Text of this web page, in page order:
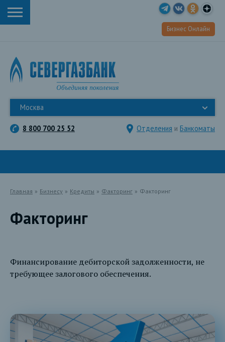
Бизнес Онлайн
Москва
8 800 700 25 52 Отделения и Банкоматы
Главная » Бизнесу » Кредиты » Факторинг » Факторинг
Факторинг
Финансирование дебиторской задолженности, не
требующее залогового обеспечения.